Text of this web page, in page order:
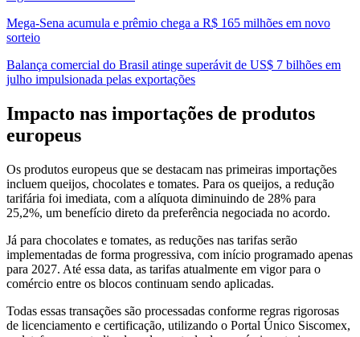
Mega-Sena acumula e prêmio chega a R$ 165 milhões em novo
sorteio
Balança comercial do Brasil atinge superávit de US$ 7 bilhões em
julho impulsionada pelas exportações
Impacto nas importações de produtos
europeus
Os produtos europeus que se destacam nas primeiras importações
incluem queijos, chocolates e tomates. Para os queijos, a redução
tarifária foi imediata, com a alíquota diminuindo de 28% para
25,2%, um benefício direto da preferência negociada no acordo.
Já para chocolates e tomates, as reduções nas tarifas serão
implementadas de forma progressiva, com início programado apenas
para 2027. Até essa data, as tarifas atualmente em vigor para o
comércio entre os blocos continuam sendo aplicadas.
Todas essas transações são processadas conforme regras rigorosas
de licenciamento e certificação, utilizando o Portal Único Siscomex,